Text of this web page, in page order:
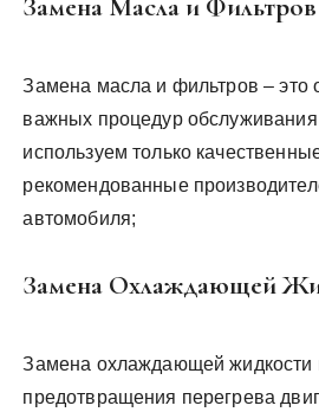
Замена Масла и Фильтров
Замена масла и фильтров – это
важных процедур
используем только
рекомендованные
автомобиля;
Замена Охлаждающей
Замена охлаждающей жидкости
предотвращения перегрева